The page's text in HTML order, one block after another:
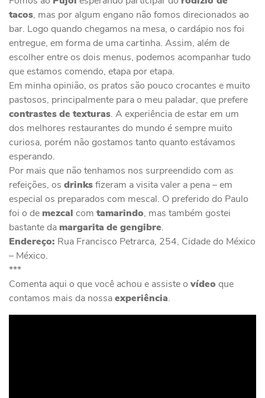
tacos, mas por algum engano não fomos direcionados ao
bar. Logo quando chegamos na mesa, o cardápio nos foi
entregue, em forma de uma cartinha. Assim, além de
escolher entre os dois menus, podemos acompanhar tudo
que estamos comendo, etapa por etapa.
Em minha opinião, os pratos são pouco crocantes e muito
pastosos, principalmente para o meu paladar, que prefere
contrastesde texturas. A experiência de estar em um
dos melhores restaurantes do mundo é sempre muito
curiosa, porém não gostamos tanto quanto estávamos
esperando.
Por mais que não tenhamos nos surpreendido com as
refeições, os drinksfizeram a visita valer a pena – em
especial os preparados com mescal. O preferido do Paulo
foi o demezcal com tamarindo, mas também gostei
bastante damargarita de gengibre.
Endereço: Rua Francisco Petrarca, 254, Cidade do México
– México.
***
Comenta aqui o que você achou e assiste o vídeo que
contamos mais da nossaexperiência.